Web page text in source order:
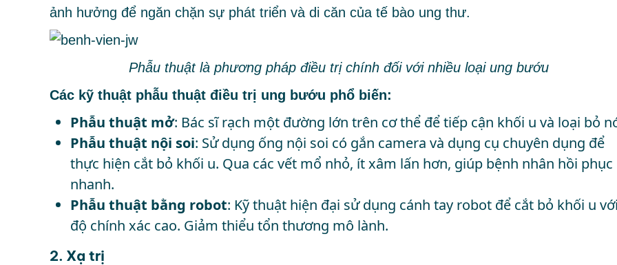
ảnh hưởng để ngăn chặn sự phát triển và di căn của tế bào ung thư.
Phẫu thuật là phương pháp điều trị chính đối với nhiều loại ung bướu
Các kỹ thuật phẫu thuật điều trị ung bướu phổ biến:
Phẫu thuật mở: Bác sĩ rạch một đường lớn trên cơ thể để tiếp cận khối u và loại bỏ
Phẫu thuật nội soi: Sử dụng ống nội soi có gắn camera và dụng cụ chuyên dụng để
thực hiện cắt bỏ khối u. Qua các vết mổ nhỏ, ít xâm lấn hơn, giúp bệnh nhân hồi phục
nhanh.
Phẫu thuật bằng robot: Kỹ thuật hiện đại sử dụng cánh tay robot để cắt bỏ khối u
độ chính xác cao. Giảm thiểu tổn thương mô lành.
2. Xạ trị